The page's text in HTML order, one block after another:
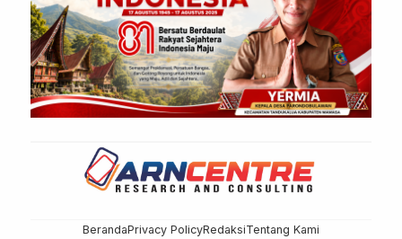
BerandaPrivacy PolicyRedaksiTentang Kami